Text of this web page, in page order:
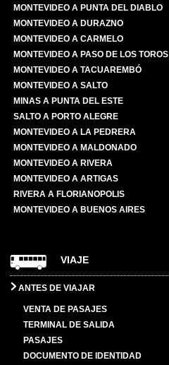
MONTEVIDEO A PUNTA DEL DIABLO
MONTEVIDEO A DURAZNO
MONTEVIDEO A CARMELO
MONTEVIDEO A PASO DE LOS TOROS
MONTEVIDEO A TACUAREMBÓ
MONTEVIDEO A SALTO
MINAS A PUNTA DEL ESTE
SALTO A PORTO ALEGRE
MONTEVIDEO A LA PEDRERA
MONTEVIDEO A MALDONADO
MONTEVIDEO A RIVERA
MONTEVIDEO A ARTIGAS
RIVERA A FLORIANOPOLIS
MONTEVIDEO A BUENOS AIRES
VIAJE
ANTES DE VIAJAR
VENTA DE PASAJES
TERMINAL DE SALIDA
PASAJES
DOCUMENTO DE IDENTIDAD